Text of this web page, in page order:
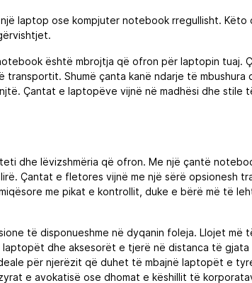
laptop ose kompjuter notebook rregullisht.
është mbrojtja që ofron për laptopin tuaj.
Shumë çanta kanë ndarje të
Çantat e laptopëve vijnë në madhësi dhe
dhe lëvizshmëria që ofron. Me një çantë
Çantat e fletores vijnë me një sërë
me pikat e kontrollit, duke e bërë më të
të disponueshme në dyqanin foleja. Llojet
dhe aksesorët e tjerë në distanca të
për njerëzit që duhet të mbajnë laptopët e
e avokatisë ose dhomat e këshillit të